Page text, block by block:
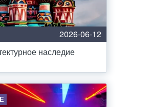
2026-06-12
наследие